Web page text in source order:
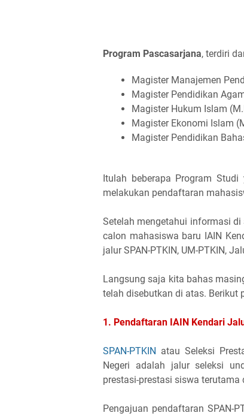
Program Pascasarjana, terdiri
Magister Manajemen
Magister Pendidikan
Magister Hukum Islam
Magister Ekonomi Islam
Magister Pendidikan
Itulah beberapa Program
melakukan pendaftaran
Setelah mengetahui informasi
calon mahasiswa baru IAIN
jalur SPAN-PTKIN, UM-PTKIN,
Langsung saja kita bahas
telah disebutkan di atas. Berikut
1. Pendaftaran IAIN Kendari
SPAN-PTKIN atau Seleksi
Negeri adalah jalur seleksi
prestasi-prestasi siswa
Pengajuan pendaftaran SPAN-